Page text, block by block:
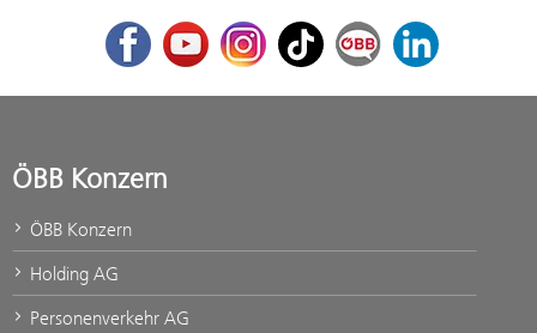
FacebookYoutubeInstagram
TikTok ÖBB Corporate Blog
LinkedIn
ÖBB Konzern
ÖBB Konzern
Holding AG
Personenverkehr AG